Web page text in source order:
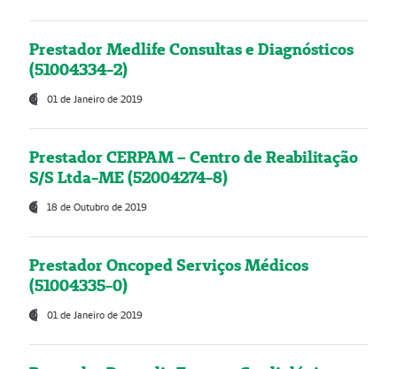
Prestador Medlife Consultas e Diagnósticos
(51004334-2)
01 de Janeiro de 2019
Prestador CERPAM – Centro de Reabilitação
S/S Ltda-ME (52004274-8)
18 de Outubro de 2019
Prestador Oncoped Serviços Médicos
(51004335-0)
01 de Janeiro de 2019